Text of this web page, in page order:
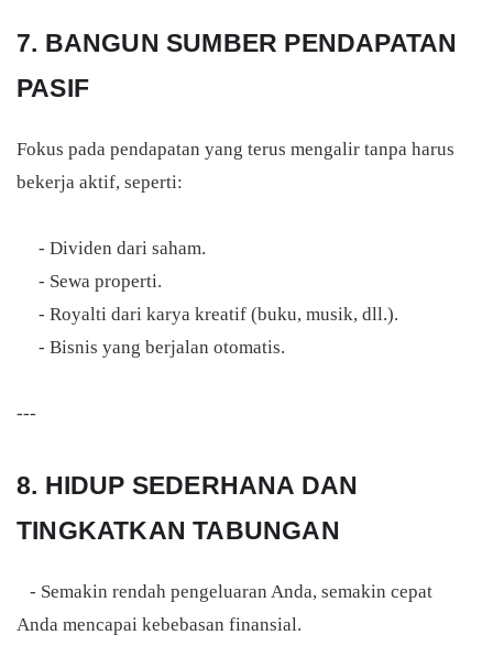
7. BANGUN SUMBER PENDAPATAN
PASIF
Fokus pada pendapatan yang terus mengalir tanpa harus
bekerja aktif, seperti:
- Dividen dari saham.
- Sewa properti.
- Royalti dari karya kreatif (buku, musik, dll.).
- Bisnis yang berjalan otomatis.
---
8. HIDUP SEDERHANA DAN
TINGKATKAN TABUNGAN
- Semakin rendah pengeluaran Anda, semakin cepat
Anda mencapai kebebasan finansial.